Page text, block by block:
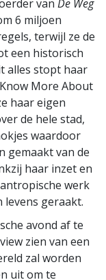
van De Weg
6 miljoen
terwijl ze de
een historisch
alles stopt haar
More About
haar eigen
de hele stad,
waardoor
gemaakt van de
haar inzet en
werk
levens geraakt.
avond af te
zien van een
zal worden
uit om te